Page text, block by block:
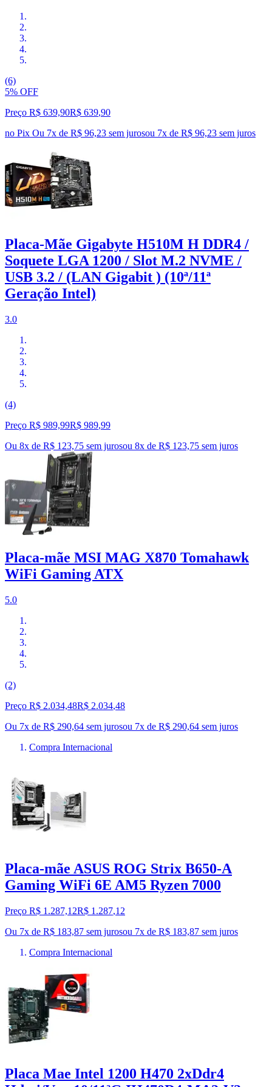
(6)
5% OFF
Preço R$ 639,90R$ 639,90
no Pix Ou 7x de R$ 96,23 sem jurosou 7x de R$ 96,23 sem juros
Placa-Mãe Gigabyte H510M H DDR4 /
Soquete LGA 1200 / Slot M.2 NVME /
USB 3.2 / (LAN Gigabit ) (10ª/11ª
Geração Intel)
3.0
(4)
Preço R$ 989,99R$ 989,99
Ou 8x de R$ 123,75 sem jurosou 8x de R$ 123,75 sem juros
Placa-mãe MSI MAG X870 Tomahawk
WiFi Gaming ATX
5.0
(2)
Preço R$ 2.034,48R$ 2.034,48
Ou 7x de R$ 290,64 sem jurosou 7x de R$ 290,64 sem juros
Compra Internacional
Placa-mãe ASUS ROG Strix B650-A
Gaming WiFi 6E AM5 Ryzen 7000
Preço R$ 1.287,12R$ 1.287,12
Ou 7x de R$ 183,87 sem jurosou 7x de R$ 183,87 sem juros
Compra Internacional
Placa Mae Intel 1200 H470 2xDdr4